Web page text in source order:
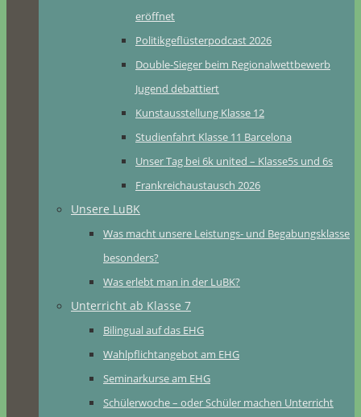
eröffnet
Politikgeflüsterpodcast 2026
Double-Sieger beim Regionalwettbewerb
Jugend debattiert
Kunstausstellung Klasse 12
Studienfahrt Klasse 11 Barcelona
Unser Tag bei 6k united – Klasse5s und 6s
Frankreichaustausch 2026
Unsere LuBK
Was macht unsere Leistungs- und Begabungsklasse
besonders?
Was erlebt man in der LuBK?
Unterricht ab Klasse 7
Bilingual auf das EHG
Wahlpflichtangebot am EHG
Seminarkurse am EHG
Schülerwoche – oder Schüler machen Unterricht